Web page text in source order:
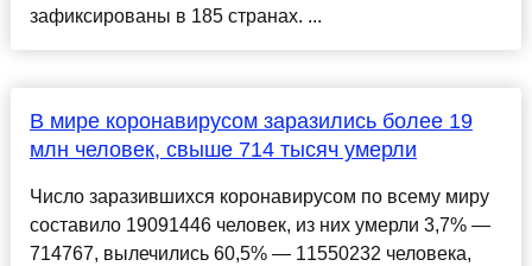
зафиксированы в 185 странах. ...
В мире коронавирусом заразились более 19
млн человек, свыше 714 тысяч умерли
Число заразившихся коронавирусом по всему миру
составило 19091446 человек, из них умерли 3,7% —
714767, вылечились 60,5% — 11550232 человека,